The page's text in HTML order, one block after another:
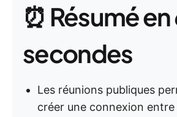
⏰ Résumé
secondes
Les réunions publiques
créer une connexion